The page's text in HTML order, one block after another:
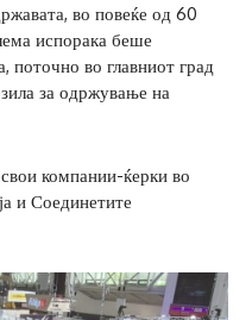
во повеќе од 60
испорака беше
поточно во главниот град
за одржување на
компании-ќерки во
и Соединетите